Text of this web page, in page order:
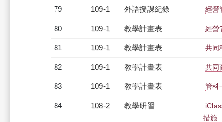
79 109-1 外語授課紀錄 經營
80 109-1 教學計畫表 經營
81 109-1 教學計畫表 共同
82 109-1 教學計畫表 共同
83 109-1 教學計畫表 管科
84 108-2 教學研習
措施